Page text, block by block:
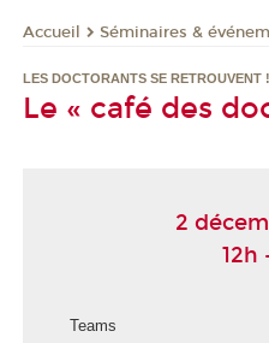
Accueil Séminaires &
LES DOCTORANTS SE RETROUVENT !
Le « café des
2
12h
Teams